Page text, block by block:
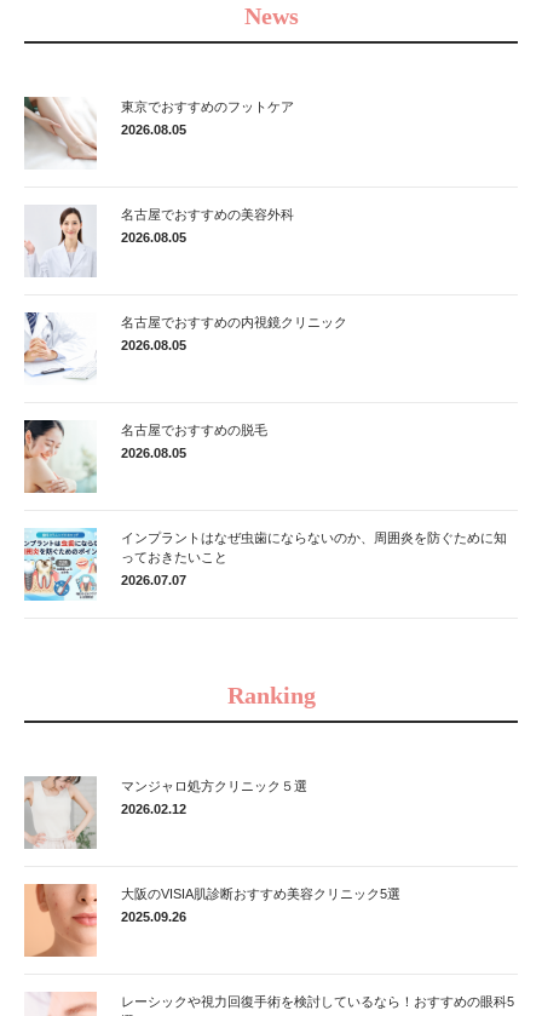
News
東京でおすすめのフットケア
2026.08.05
名古屋でおすすめの美容外科
2026.08.05
名古屋でおすすめの内視鏡クリニック
2026.08.05
名古屋でおすすめの脱毛
2026.08.05
インプラントはなぜ虫歯にならないのか、周囲炎を防ぐために知
っておきたいこと
2026.07.07
Ranking
マンジャロ処方クリニック５選
2026.02.12
大阪のVISIA肌診断おすすめ美容クリニック5選
2025.09.26
レーシックや視力回復手術を検討しているなら！おすすめの眼科5